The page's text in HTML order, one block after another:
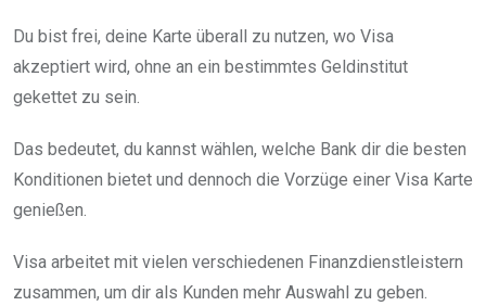
Du bist frei, deine Karte überall zu nutzen, wo Visa
akzeptiert wird, ohne an ein bestimmtes Geldinstitut
gekettet zu sein.
Das bedeutet, du kannst wählen, welche Bank dir die besten
Konditionen bietet und dennoch die Vorzüge einer Visa Karte
genießen.
Visa arbeitet mit vielen verschiedenen Finanzdienstleistern
zusammen, um dir als Kunden mehr Auswahl zu geben.